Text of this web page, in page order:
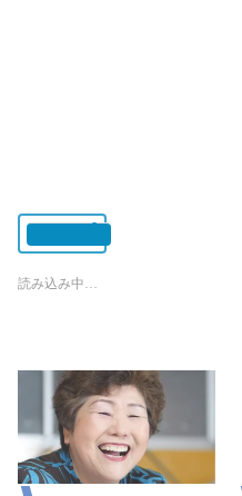
読み込み中…